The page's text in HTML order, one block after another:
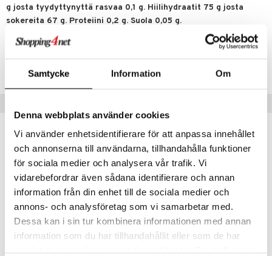
Samtycke Information Om
Denna webbplats använder cookies
Vi använder enhetsidentifierare för att anpassa innehållet
och annonserna till användarna, tillhandahålla funktioner
för sociala medier och analysera vår trafik. Vi
vidarebefordrar även sådana identifierare och annan
information från din enhet till de sociala medier och
annons- och analysföretag som vi samarbetar med.
Dessa kan i sin tur kombinera informationen med annan
information som du har tillhandahållit eller som de har
g josta tyydyttynyttä rasvaa 0,1 g. Hiilihydraatit 75 g josta
sokereita 67 g. Proteiini 0,2 g. Suola 0,05 g.
Tuotenumero
Saatavana useana vaihtoehtona
kuorinta
alentavat
rasvahapot
vahvistavat
säätelevät
helpottava
nenä & kurkku
K
energiaa
& vastauksia